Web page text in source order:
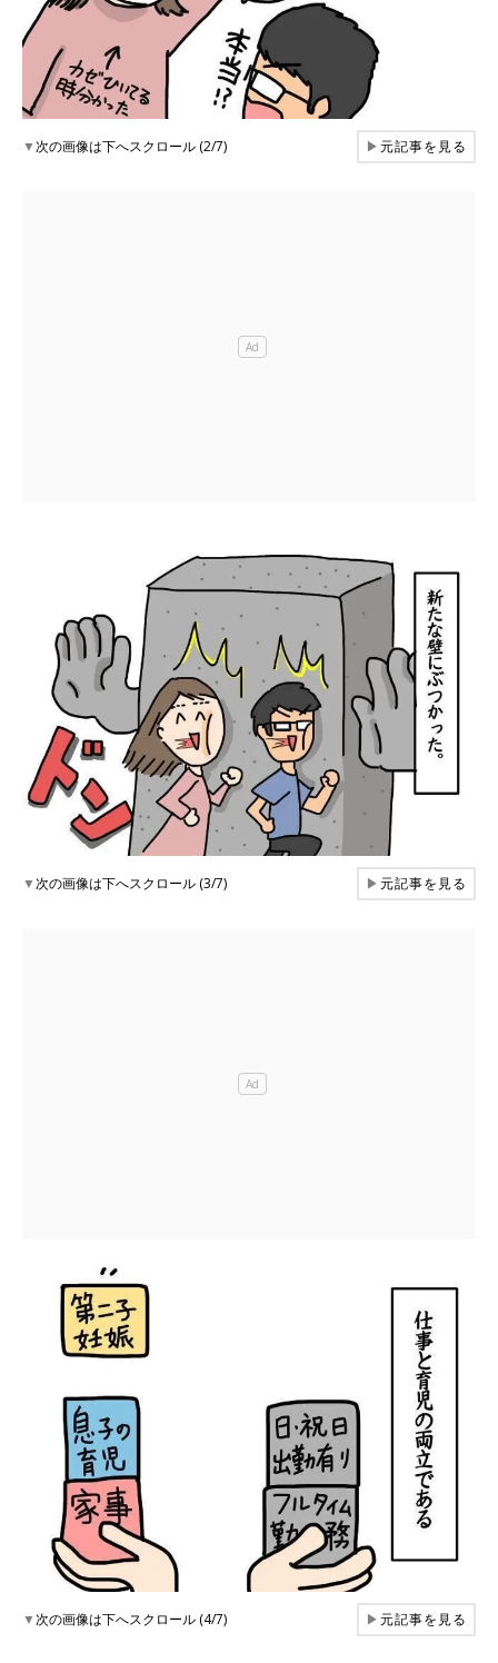
▼次の画像は下へスクロール (2/7) ▶元記事を見る
▼次の画像は下へスクロール (3/7) ▶元記事を見る
▼次の画像は下へスクロール (4/7) ▶元記事を見る